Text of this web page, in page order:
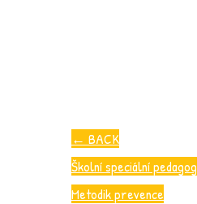
← BACK
Školní speciální pedagog
Metodik prevence